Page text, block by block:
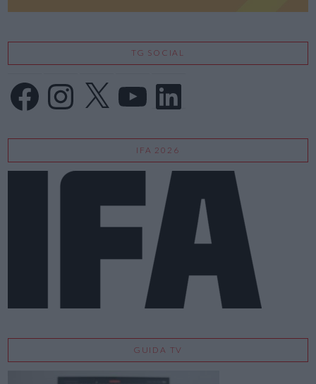
TG SOCIAL
FacebookInstagram
X LinkedIn
IFA 2026
GUIDA TV